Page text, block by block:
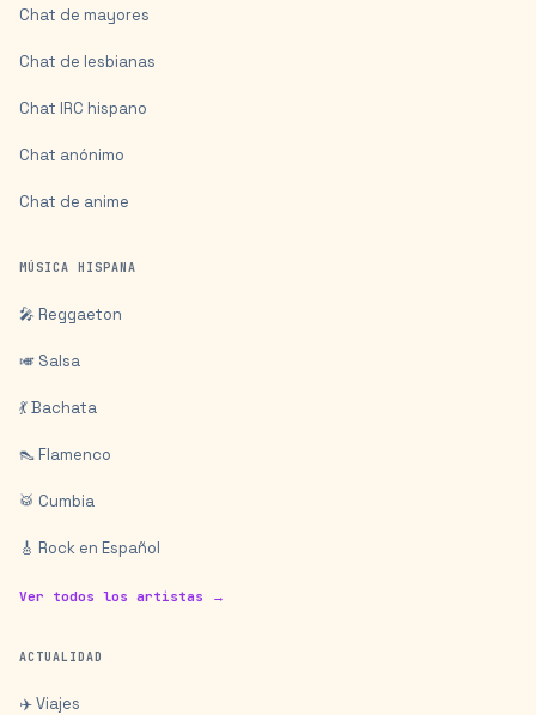
Chat de mayores
Chat de lesbianas
Chat IRC hispano
Chat anónimo
Chat de anime
MÚSICA HISPANA
🎤 Reggaeton
🎺 Salsa
💃 Bachata
👠 Flamenco
🥁 Cumbia
🎸 Rock en Español
Ver todos los artistas →
ACTUALIDAD
✈️ Viajes